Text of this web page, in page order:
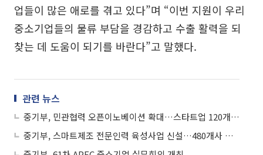
업들이 많은 애로를 겪고 있다”며 “이번 지원이 우리
중소기업들의 물류 부담을 경감하고 수출 활력을 되
찾는 데 도움이 되기를 바란다”고 말했다.
관련 뉴스
중기부, 민관협력 오픈이노베이션 확대…스타트업 120개사 지원
중기부, 스마트제조 전문인력 육성사업 신설…480개사 모집